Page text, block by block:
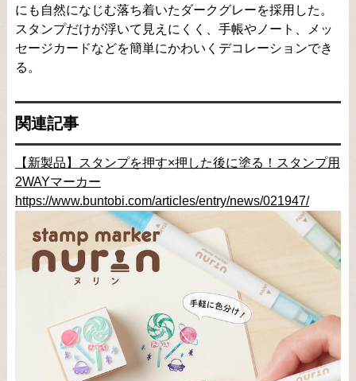
にも自然になじむ落ち着いたダークグレーを採用した。
スタンプだけが浮いて見えにくく、手帳やノート、メッ
セージカードなどを簡単にかわいくデコレーションでき
る。
関連記事
【新製品】スタンプを押す×押した後に塗る！スタンプ用
2WAYマーカー
https://www.buntobi.com/articles/entry/news/021947/